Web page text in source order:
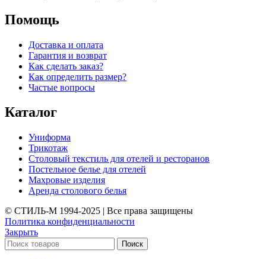
Помощь
Доставка и оплата
Гарантия и возврат
Как сделать заказ?
Как определить размер?
Частые вопросы
Каталог
Униформа
Трикотаж
Столовый текстиль для отелей и ресторанов
Постельное белье для отелей
Махровые изделия
Аренда столового белья
© СТИЛЬ-М 1994-2025 | Все права защищены
Политика конфиденциальности
Закрыть
Поиск